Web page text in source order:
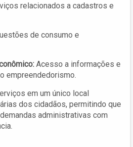
relacionados a cadastros e
de consumo e
Acesso a informações e
empreendedorismo.
em um único local
dos cidadãos, permitindo que
administrativas com